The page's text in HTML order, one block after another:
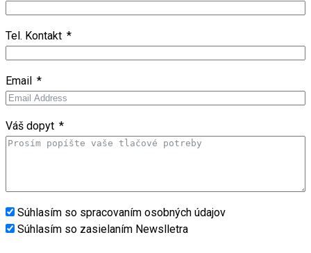
Tel. Kontakt
Email
Váš dopyt
Súhlasím so spracovaním osobných údajov
Súhlasím so zasielaním Newslletra